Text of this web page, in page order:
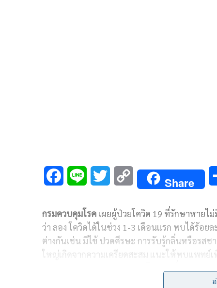
c
e
b
n
e
i
t
t
p
y
L
Share
กรมควบคุมโรค เผยผู้ป่วยโควิด 19 ที่รักษาหายไ
ว่า ลอง โควิดได้ในช่วง 1-3 เดือนแรก พบได้ร้อย
ต่างกันเช่น มีไข้ ปวดศีรษะ การรับรู้กลิ่นหรือรสช
ใหญ่เกิดจากความเครียดสะสม แนะให้พบแพทย์
ขณะนี้แนวโน้มผู้ป่วยโควิด 19 ที่รักษาหายรายวั